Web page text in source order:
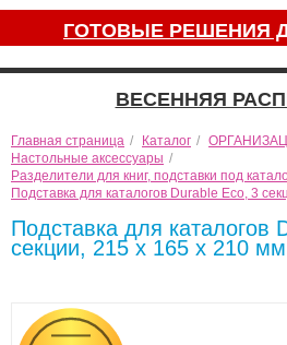
ГОТОВЫЕ РЕШЕНИЯ
ВЕСЕННЯЯ
Главная страница / Каталог /
Настольные аксессуары /
Разделители для книг, подставки под
Подставка для каталогов Durable Eco, 3
Подставка для каталогов
секции, 215 x 165 x 210 мм